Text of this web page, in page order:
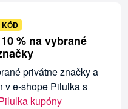
KÓD
% na vybrané
privátne značky a
v e-shope Pilulka s
kupóny